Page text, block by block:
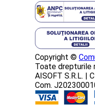
Copyright ©
Toate drepturile
AISOFT S.R.L. |
Com.